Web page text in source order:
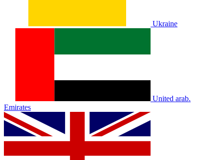
Ukraine
United arab.
Emirates